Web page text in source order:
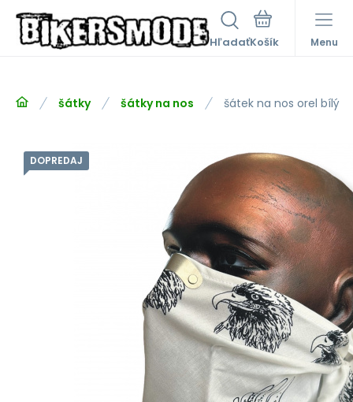
Hľadať Menu
šátky šátky na nos šátek na nos orel bílý
DOPREDAJ